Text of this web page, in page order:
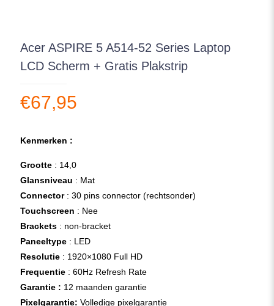
Acer ASPIRE 5 A514-52 Series Laptop
LCD Scherm + Gratis Plakstrip
€67,95
Kenmerken :
Grootte : 14,0
Glansniveau : Mat
Connector: 30 pins connector (rechtsonder)
Touchscreen : Nee
Brackets : non-bracket
Paneeltype : LED
Resolutie : 1920×1080 Full HD
Frequentie : 60Hz Refresh Rate
Garantie : 12 maanden garantie
Pixelgarantie: Volledige pixelgarantie